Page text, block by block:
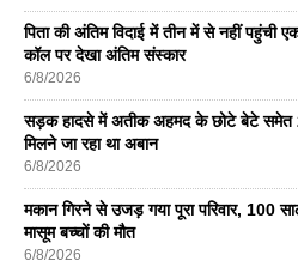
पिता की अंतिम विदाई में तीन में से नहीं पहुंची
कॉल पर देखा अंतिम संस्कार
6/8/2026
सड़क हादसे में अतीक अहमद के छोटे बेटे समेत
मिलने जा रहा था अबान
6/8/2026
मकान गिरने से उजड़ गया पूरा परिवार, 100
मासूम बच्चों की मौत
6/8/2026